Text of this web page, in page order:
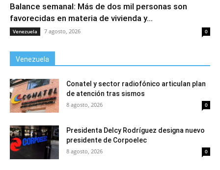
Balance semanal: Más de dos mil personas son
favorecidas en materia de vivienda y...
Venezuela 7 agosto, 2026 0
Venezuela
Conatel y sector radiofónico articulan plan
de atención tras sismos
8 agosto, 2026 0
Presidenta Delcy Rodríguez designa nuevo
presidente de Corpoelec
8 agosto, 2026 0